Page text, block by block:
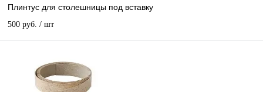
Плинтус для столешницы под вставку
500 руб. / шт